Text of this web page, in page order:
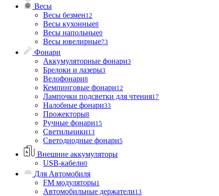
Весы
Весы безмен12
Весы кухонные8
Весы напольные0
Весы ювелирные73
Фонари
Аккумуляторные фонари3
Брелоки и лазеры3
Велофонари8
Кемпинговые фонари12
Лампочки подсветки для чтения17
Налобные фонари33
Прожекторы8
Ручные фонари15
Светильники13
Светодиодные фонари5
Внешние аккумуляторы
USB-кабели0
Для Автомобиля
FM модуляторы1
Автомобильные держатели13